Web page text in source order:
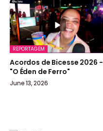
REPORTAGEM
Acordos de Bicesse 2026 -
"O Éden de Ferro"
June 13, 2026